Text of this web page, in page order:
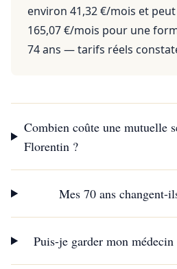
environ 41,32 €/mois et
165,07 €/mois pour une
74 ans — tarifs réels
Combien coûte une mutuelle
Florentin ?
Mes 70 ans changent-
Puis-je garder mon